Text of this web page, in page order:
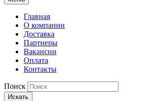
Главная
О компании
Доставка
Партнеры
Вакансии
Оплата
Контакты
Поиск
Искать